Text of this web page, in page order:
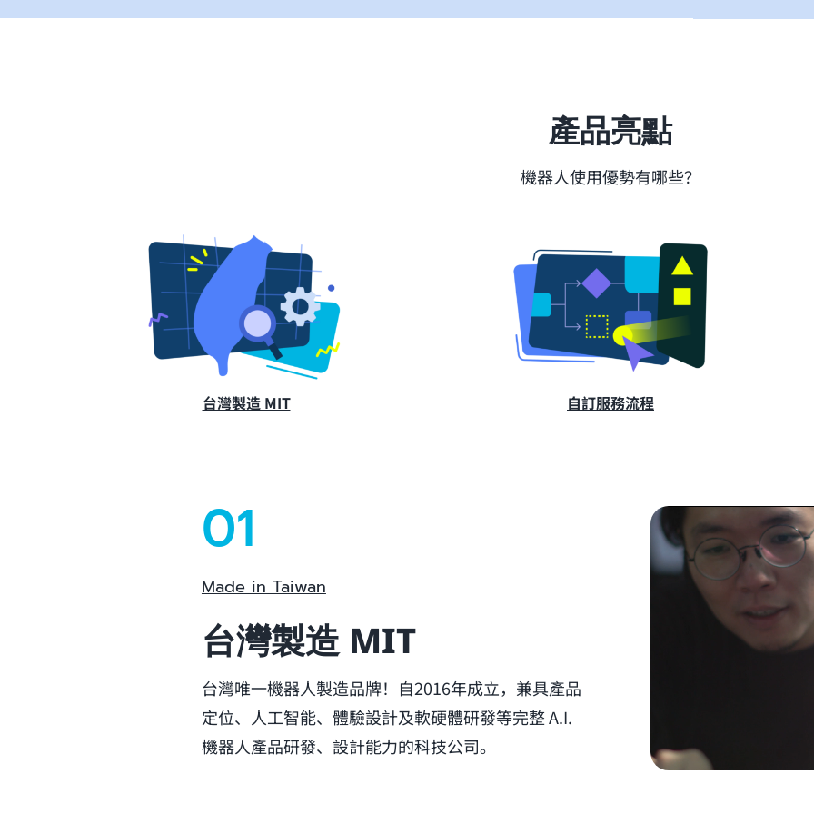
產品亮點
機器人使用優勢有哪些？
台灣製造 MIT 自訂服務流程
01
Made in Taiwan
台灣製造 MIT
台灣唯一機器人製造品牌！自2016年成立，兼具產品
定位、人工智能、體驗設計及軟硬體研發等完整 A.I.
機器人產品研發、設計能力的科技公司。